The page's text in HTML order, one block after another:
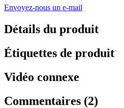
Envoyez-nous un e-mail
Détails du produit
Étiquettes de produit
Vidéo connexe
Commentaires (2)